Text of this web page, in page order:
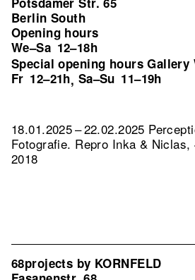
Berlin South
Opening hours
We–Sa 12–18h
Special opening hours Gallery
Fr 12–21h, Sa–Su 11–19h
18.01.2025 – 22.02.2025
Fotografie. Repro Inka &
2018
68projects by KORNFELD